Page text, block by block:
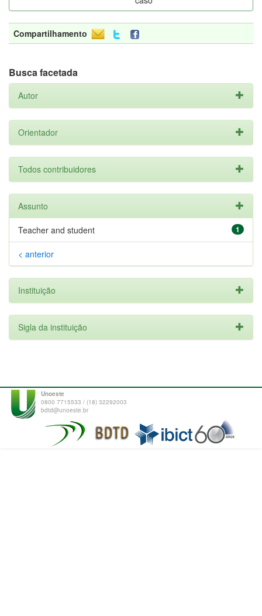
Compartilhamento
Busca facetada
Autor
Orientador
Todos contribuidores
Assunto
1
Teacher and student
< anterior
Instituição
Sigla da instituição
Unoeste
0800 7715533 / (18) 32292003
bdtd@unoeste.br